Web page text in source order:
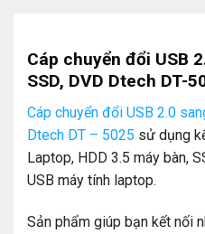
Cáp chuyển đổi USB
SSD, DVD Dtech DT-
Cáp chuyển đổi USB 2.0
Dtech DT – 5025 sử dụng
Laptop, HDD 3.5 máy bàn,
USB máy tính laptop.
Sản phẩm giúp bạn kết nối